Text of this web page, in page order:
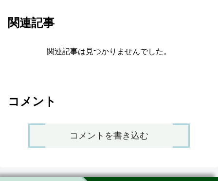
関連記事
関連記事は見つかりませんでした。
コメント
コメントを書き込む